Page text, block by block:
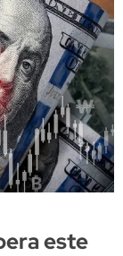
este